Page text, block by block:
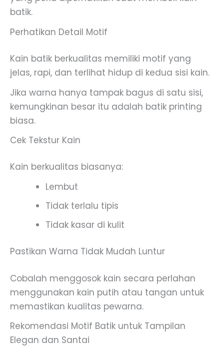
batik.
Perhatikan Detail Motif
Kain batik berkualitas memiliki motif yang
jelas, rapi, dan terlihat hidup di kedua sisi kain.
Jika warna hanya tampak bagus di satu sisi,
kemungkinan besar itu adalah batik printing
biasa.
Cek Tekstur Kain
Kain berkualitas biasanya:
Lembut
Tidak terlalu tipis
Tidak kasar di kulit
Pastikan Warna Tidak Mudah Luntur
Cobalah menggosok kain secara perlahan
menggunakan kain putih atau tangan untuk
memastikan kualitas pewarna.
Rekomendasi Motif Batik untuk Tampilan
Elegan dan Santai